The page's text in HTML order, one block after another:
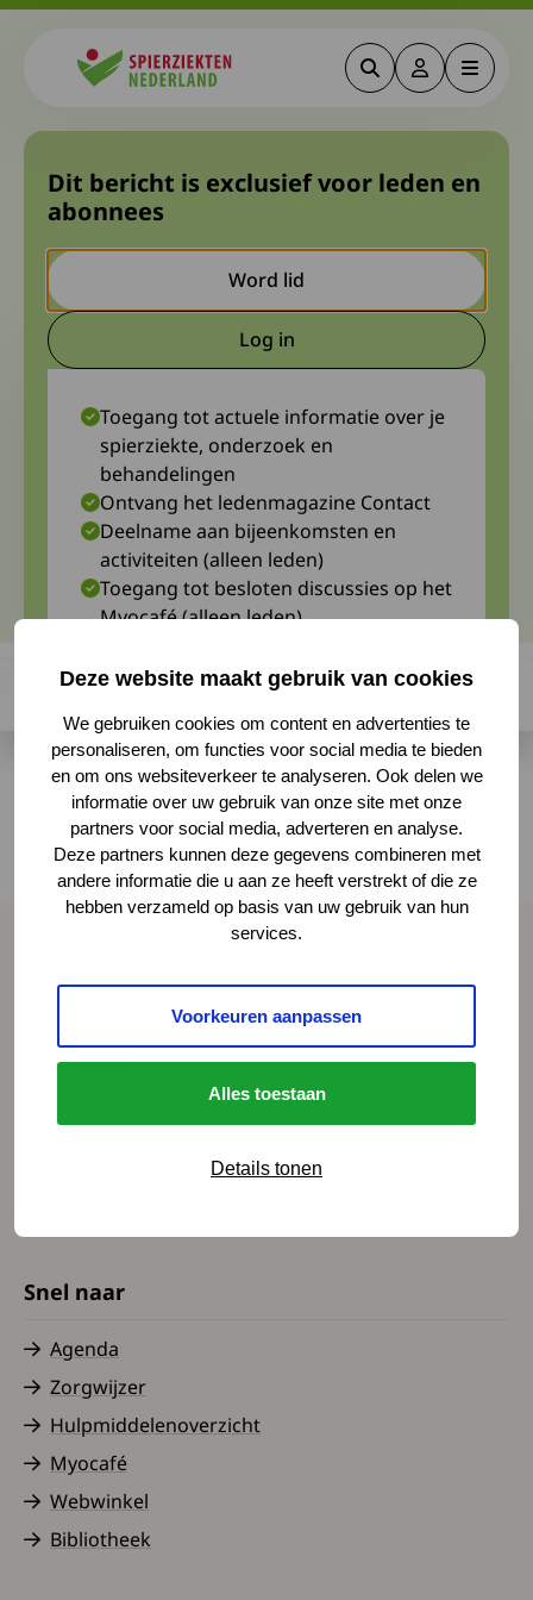
Deze website maakt gebruik van cookies
We gebruiken cookies om content en advertenties te
personaliseren, om functies voor social media te bieden
en om ons websiteverkeer te analyseren. Ook delen we
informatie over uw gebruik van onze site met onze
partners voor social media, adverteren en analyse.
Deze partners kunnen deze gegevens combineren met
andere informatie die u aan ze heeft verstrekt of die ze
hebben verzameld op basis van uw gebruik van hun
services.
Voorkeuren aanpassen
Alles toestaan
Details tonen
ZoekenDeze link
Menu
Spierziektedag MG en LEMS
op 19 september in Leiden
Diagnosewerkgroep Myasthenieën
Dit jaar vieren we de spierziektedag voor de
leden met MG en LEMS weer in het LUMC in
Leiden. Dit gebeurt op uitnodiging van
professor Jan Verschuuren en dr. Martijn
Tannemaat.
Over ons
Doe mee als vrijwilliger
Snel naar
Agenda
Zorgwijzer
Hulpmiddelenoverzicht
Myocafé
Webwinkel
Bibliotheek
Dit bericht is exclusief voor leden en
abonnees
Word lid
Log inDeze link gaat naar een
Toegang tot actuele informatie over je
spierziekte, onderzoek en
behandelingen
Ontvang het ledenmagazine Contact
Deelname aan bijeenkomsten en
activiteiten (alleen leden)
Toegang tot besloten discussies op het
Myocafé (alleen leden)